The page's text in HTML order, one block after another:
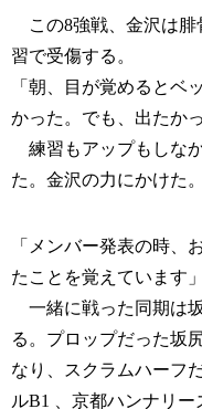
この8強戦、金沢は腓
習で受傷する。
「朝、目が覚めるとベ
かった。でも、出たかっ
練習もアップもしな
た。金沢の力にかけた。
「メンバー発表の時、
たことを覚えています」
一緒に戦った同期は
る。プロップだった坂
なり、スクラムハーフ
ルB1 、京都ハンナリー